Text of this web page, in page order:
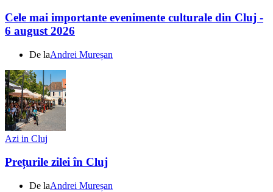
Cele mai importante evenimente culturale din Cluj -
6 august 2026
De laAndrei Mureșan
Azi in Cluj
Prețurile zilei în Cluj
De laAndrei Mureșan